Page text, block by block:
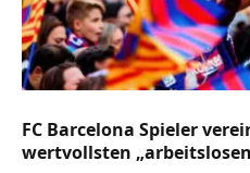
FC Barcelona Spieler
wertvollsten